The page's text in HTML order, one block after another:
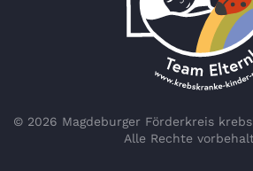
© 2026 Magdeburger Förderkreis
Alle Rechte